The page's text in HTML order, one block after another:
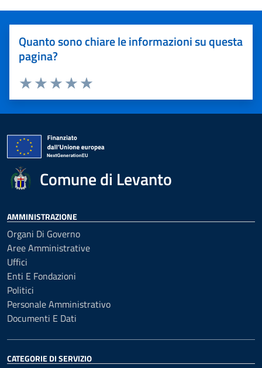
Quanto sono chiare le informazioni su questa
pagina?
Valuta 5 stelle su 5
Valuta 4 stelle su 5
Valuta 3 stelle su 5
Valuta 2 stelle su 5
Valuta 1 stelle su 5
Comune di Levanto
AMMINISTRAZIONE
Organi Di Governo
Aree Amministrative
Uffici
Enti E Fondazioni
Politici
Personale Amministrativo
Documenti E Dati
CATEGORIE DI SERVIZIO